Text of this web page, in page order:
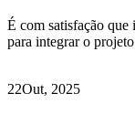
É com satisfação que
para integrar o
22Out, 2025